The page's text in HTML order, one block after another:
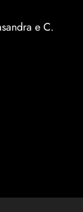
e C.